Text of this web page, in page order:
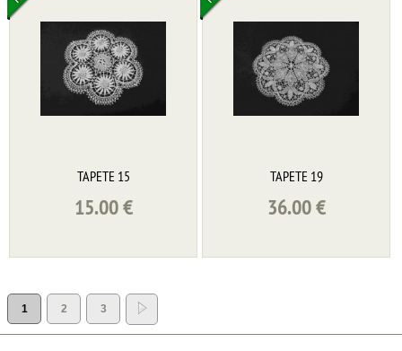
TAPETE 15
15.00€
TAPETE 19
36.00€
1 2 3